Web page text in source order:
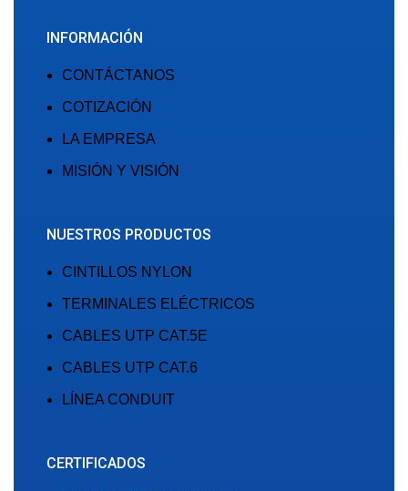
INFORMACIÓN
CONTÁCTANOS
COTIZACIÓN
LA EMPRESA
MISIÓN Y VISIÓN
NUESTROS PRODUCTOS
CINTILLOS NYLON
TERMINALES ELÉCTRICOS
CABLES UTP CAT.5E
CABLES UTP CAT.6
LÍNEA CONDUIT
CERTIFICADOS